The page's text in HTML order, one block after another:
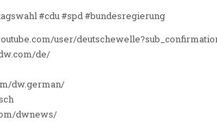
#cdu #spd #bundesregierung
user/
de/
dw.german/
dwnews/